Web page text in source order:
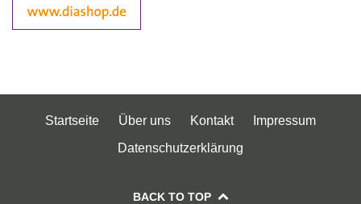
Startseite Über uns Kontakt
Impressum
Datenschutzerklärung
BACK TO TOP